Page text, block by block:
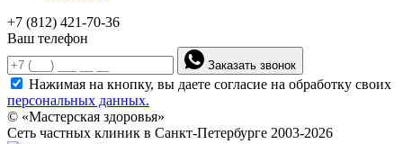
+7 (812) 421-70-36
Ваш телефон
Заказать звонок
Нажимая на кнопку, вы даете согласие на обработку своих
персональных данных.
© «Мастерская здоровья»
Сеть частных клиник в Санкт-Петербурге 2003-2026